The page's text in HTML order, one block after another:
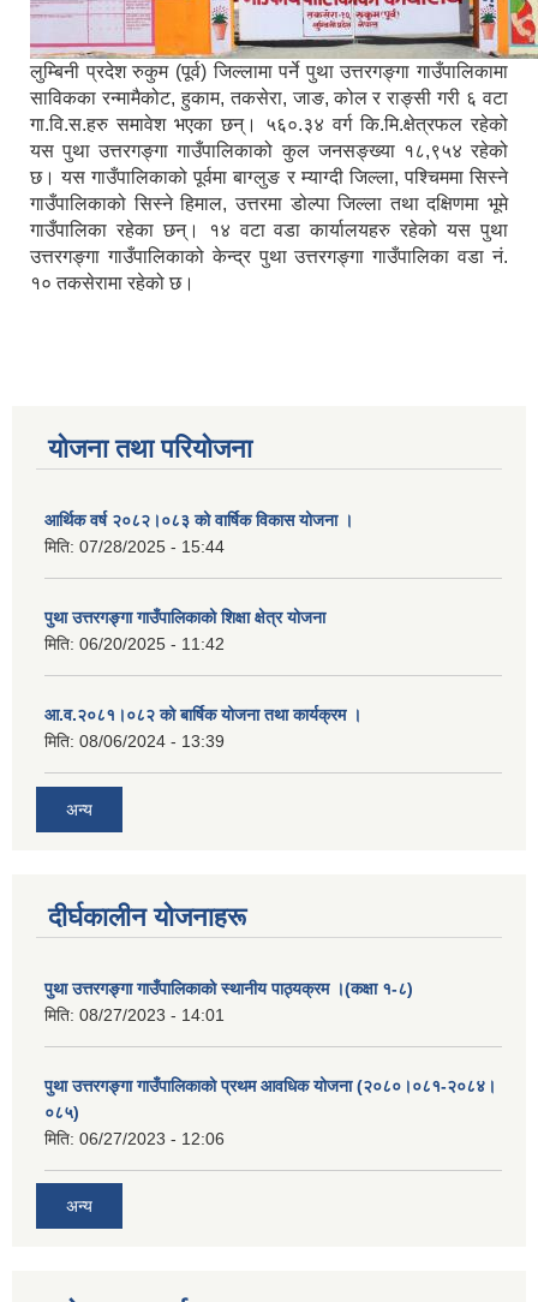
लुम्बिनी प्रदेश रुकुम (पूर्व) जिल्लामा पर्ने पुथा उत्तरगङ्गा गाउँपालिकामा
साविकका रन्मामैकोट, हुकाम, तकसेरा, जाङ, कोल र राङ्सी गरी ६ वटा
गा.वि.स.हरु समावेश भएका छन्। ५६०.३४ वर्ग कि.मि.क्षेत्रफल रहेको
यस पुथा उत्तरगङ्गा गाउँपालिकाको कुल जनसङ्ख्या १८,९५४ रहेको
छ। यस गाउँपालिकाको पूर्वमा बाग्लुङ र म्याग्दी जिल्ला, पश्चिममा सिस्ने
गाउँपालिकाको सिस्ने हिमाल, उत्तरमा डोल्पा जिल्ला तथा दक्षिणमा भूमे
गाउँपालिका रहेका छन्। १४ वटा वडा कार्यालयहरु रहेको यस पुथा
उत्तरगङ्गा गाउँपालिकाको केन्द्र पुथा उत्तरगङ्गा गाउँपालिका वडा नं.
१० तकसेरामा रहेको छ।
योजना तथा परियोजना
आर्थिक वर्ष २०८२।०८३ को वार्षिक विकास योजना ।
मिति: 07/28/2025 - 15:44
पुथा उत्तरगङ्गा गाउँपालिकाको शिक्षा क्षेत्र योजना
मिति: 06/20/2025 - 11:42
आ.व.२०८१।०८२ को बार्षिक योजना तथा कार्यक्रम ।
मिति: 08/06/2024 - 13:39
अन्य
दीर्घकालीन योजनाहरू
पुथा उत्तरगङ्गा गाउँपालिकाको स्थानीय पाठ्यक्रम ।(कक्षा १-८)
मिति: 08/27/2023 - 14:01
पुथा उत्तरगङ्गा गाउँपालिकाको प्रथम आवधिक योजना (२०८०।०८१-२०८४।
०८५)
मिति: 06/27/2023 - 12:06
अन्य